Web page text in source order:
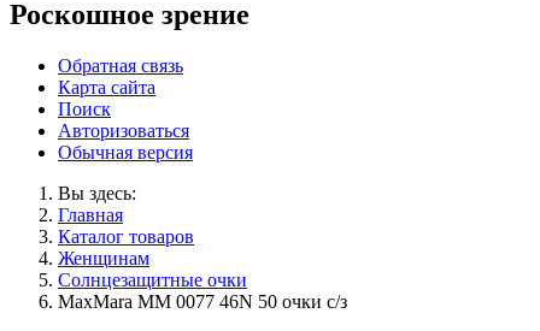
Роскошное зрение
Обратная связь
Карта сайта
Поиск
Авторизоваться
Обычная версия
Вы здесь:
Главная
Каталог товаров
Женщинам
Солнцезащитные очки
MaxMara MM 0077 46N 50 очки с/з